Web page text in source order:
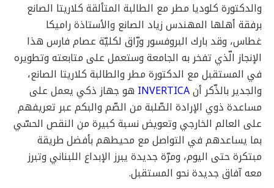
والدكتورة كلوديا مطر مع الطالبة المتألقة كلاريتا الصانع
برفقة أهلها المهندس زياد الصانع والأستاذة راميكا
غطاس، وقد بارك البروفسور ورّاق لكليّة عصام فارس هذا
الإنجاز الّذي تفخر به الجامعة وستعمل على متابعته وتطويره
في المستقبل مع الدكتورة مطر والطالبة كلاريتا الصانع،
والجدير بالذّكر أنINVERTICA هو جهاز ذكي يعمل على
مساعدة ذوي الإرادة الصّلبة من الصّم والبكم عبر تعريفهم
على العالم الخارجي وتعويض نسبة كبيرة من النقص الحسّي
بما يساعدهم في التواصل مع محيطهم بأفضل طريقة
مبتكرة حتى اليوم، ومرّة جديدة يبرز الإبداع اللبناني وتبرز
معه آفاق جديدة نحو المستقبل.